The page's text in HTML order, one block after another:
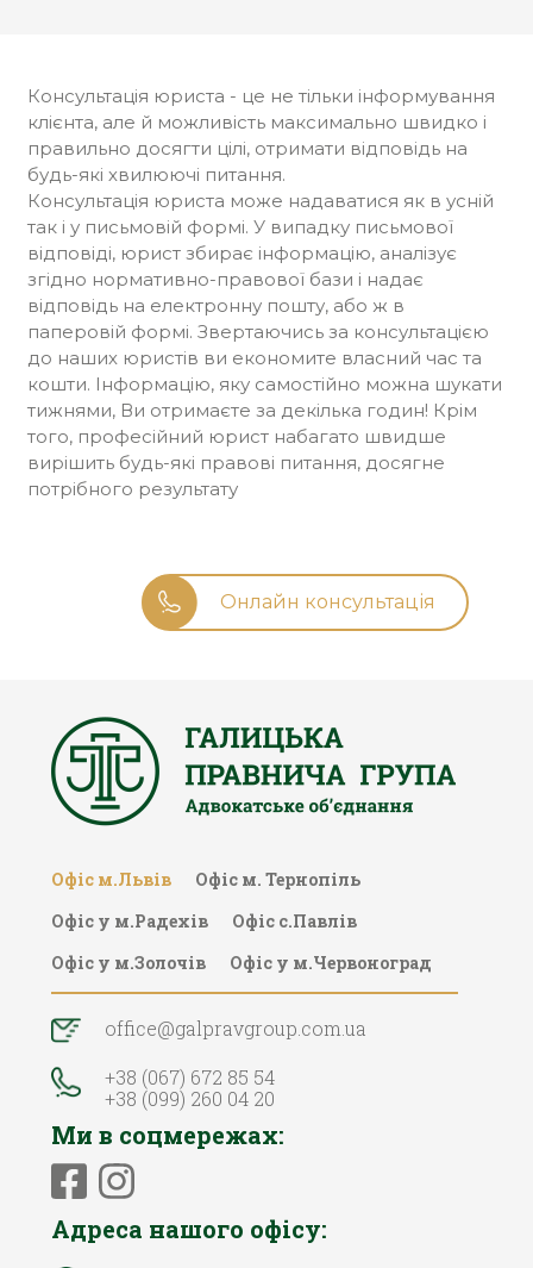
Консультація юриста - це не тільки інформування
клієнта, але й можливість максимально швидко і
правильно досягти цілі, отримати відповідь на
будь-які хвилюючі питання.
Консультація юриста може надаватися як в усній
так і у письмовій формі. У випадку письмової
відповіді, юрист збирає інформацію, аналізує
згідно нормативно-правової бази і надає
відповідь на електронну пошту, або ж в
паперовій формі. Звертаючись за консультацією
до наших юристів ви економите власний час та
кошти. Інформацію, яку самостійно можна шукати
тижнями, Ви отримаєте за декілька годин! Крім
того, професійний юрист набагато швидше
вирішить будь-які правові питання, досягне
потрібного результату
Онлайн консультація
Офіс м.Львів
Офіc м. Тернопіль
Офіс у м.Радехів
Офіс с.Павлів
Офіс у м.Золочів
Офіс у м.Червоноград
office@galpravgroup.com.ua
+38 (067) 672 85 54
+38 (099) 260 04 20
Ми в соцмережах:
Адреса нашого офісу: